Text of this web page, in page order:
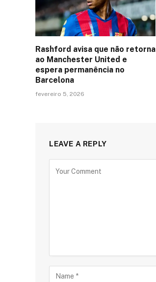
Rashford avisa que não retorna
ao Manchester United e
espera permanência no
Barcelona
fevereiro 5, 2026
LEAVE A REPLY